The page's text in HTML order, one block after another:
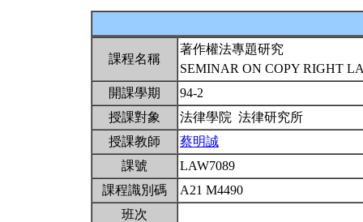
課程名稱
著作權法專題研究
SEMINAR ON COPY RIGHT
開課學期
94-2
授課對象
法律學院 法律研究所
授課教師
蔡明誠
課號
LAW7089
課程識別碼
A21 M4490
班次